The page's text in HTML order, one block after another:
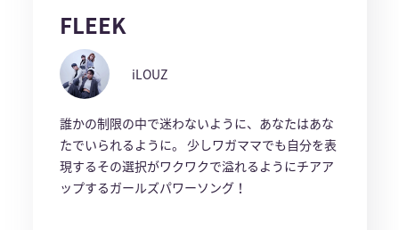
FLEEK
iLOUZ
誰かの制限の中で迷わないように、あなたはあな
たでいられるように。 少しワガママでも自分を表
現するその選択がワクワクで溢れるようにチアア
ップするガールズパワーソング！